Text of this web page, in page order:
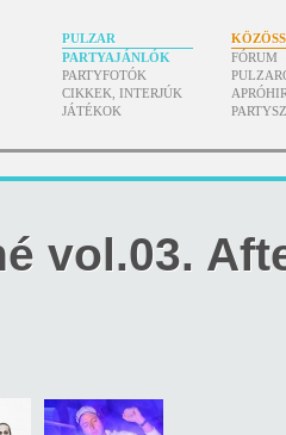
PULZAR
PARTYAJÁNLÓK
PARTYFOTÓK
CIKKEK, INTERJÚK
JÁTÉKOK
FÓRUM
vol.03.